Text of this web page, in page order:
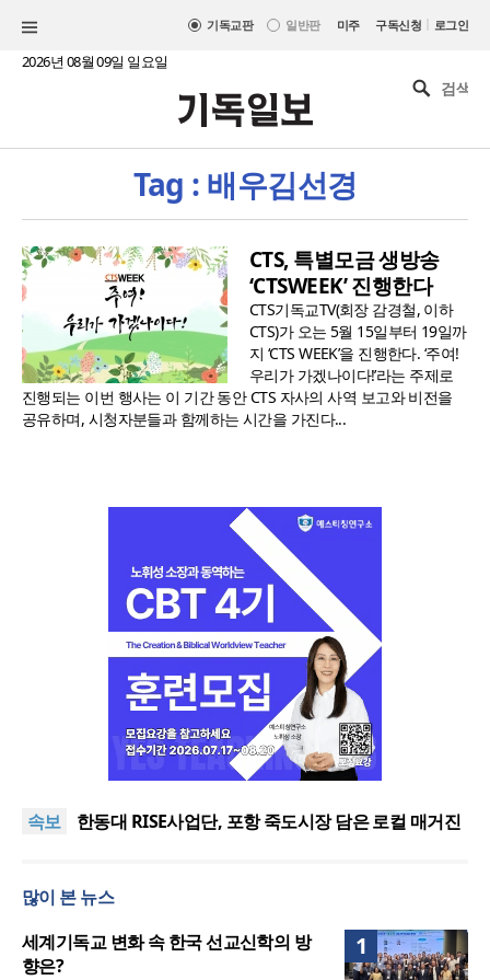
기독교판 일반판 미주 구독신청 | 로그인
2026년 08월 09일 일요일
Tag : 배우김선경
CTS, 특별모금 생방송
‘CTSWEEK’ 진행한다
CTS기독교TV(회장 감경철, 이하
CTS)가 오는 5월 15일부터 19일까
지 ‘CTS WEEK’을 진행한다. ‘주여!
우리가 가겠나이다!’라는 주제로
진행되는 이번 행사는 이 기간 동안 CTS 자사의 사역 보고와 비전을
공유하며, 시청자분들과 함께하는 시간을 가진다...
속보
느헤미야 연합기도회, ‘왕의 기도’로 나라·한국교회·다
여”
한동대 RISE사업단, 포항 죽도시장 담은 로컬 매거진
느헤미야 연합기도회, ‘왕의 기도’로 나라·한국교회·다
세기총 “자유를 지키며 하나 된 희망의 미래를 향하
여”
많이 본 뉴스
1
세계기독교 변화 속 한국 선교신학의 방
향은?